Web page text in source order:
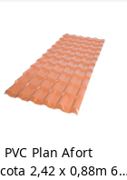
PVC Plan Afort
2,42 x 0,88m 6